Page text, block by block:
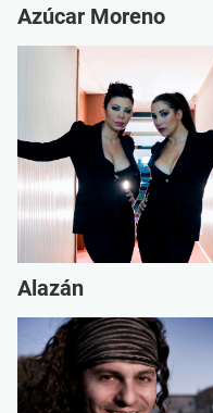
Azúcar Moreno
Alazán